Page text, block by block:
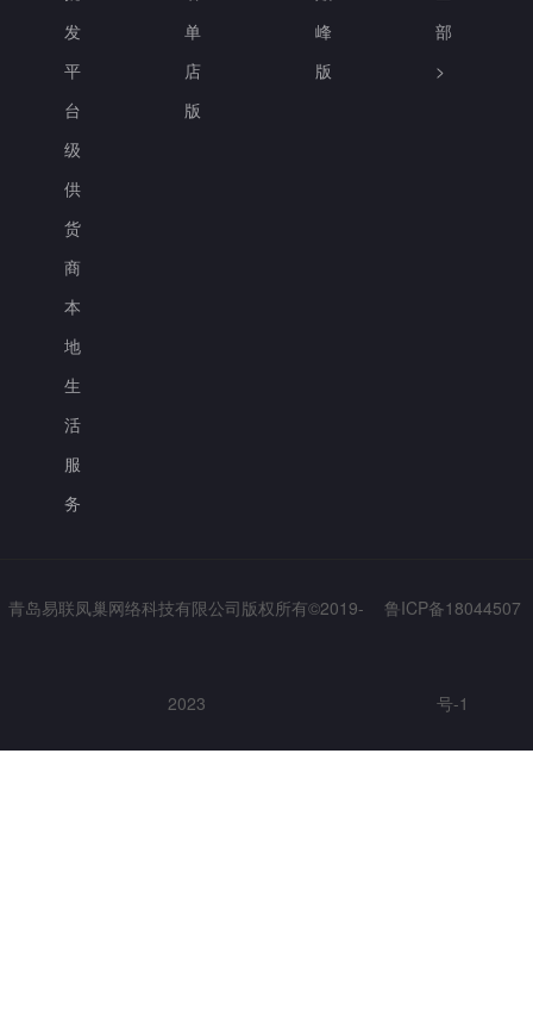
发
平
台
级
供
货
商
本
地
生
活
服
务
单
店
版
峰
版
部
>
青岛易联凤巢网络科技有限公司版权所有©2019-
2023
鲁ICP备18044507
号-1